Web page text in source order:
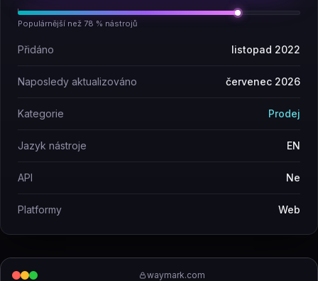
waymark.com
Populárnější než 78 % nástrojů
Přidáno listopad 2022
Naposledy aktualizováno červenec 2026
Kategorie Prodej
Jazyk nástroje EN
API Ne
Platformy Web